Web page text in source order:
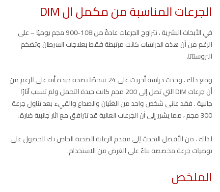
الجرعات المناسبة من مكمل ال DIM
في الأبحاث البشرية ، تتراوح الجرعات عادةً من 108-900 مجم يوميًا – على
الرغم من أن هذه الدراسات كانت مرتبطة فقط بعلاجات السرطان وتضخم
البروستاتا.
ومع ذلك ، وجدت دراسة أجريت على 24 شخصًا بصحة جيدة أنه على الرغم من
أن جرعات DIM التي تصل إلى 200 مجم كانت جيدة التحمل ولم تسبب آثارًا
جانبية . فقد عانى شخص واحد من الغثيان والصداع والقيء بعد تناول جرعة
300 مجم ، مما يشير إلى أن الجرعات العالية قد تترافق مع آثار جانبية ضارة.
لذلك ، من الأفضل التحدث إلى مقدم الرعاية الصحية الخاص بك للحصول على
توصيات جرعة مخصصة بناءً على الغرض من الاستخدام.
الملخص